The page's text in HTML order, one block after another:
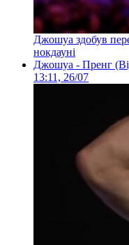
Джошуа здобув
нокдауні
Джошуа - Пренг
13:11, 26/07